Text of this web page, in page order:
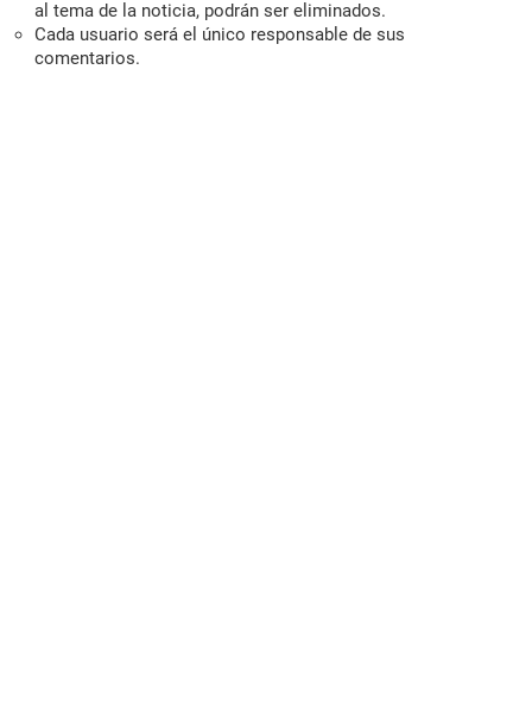
al tema de la noticia, podrán ser eliminados.
Cada usuario será el único responsable de sus
comentarios.